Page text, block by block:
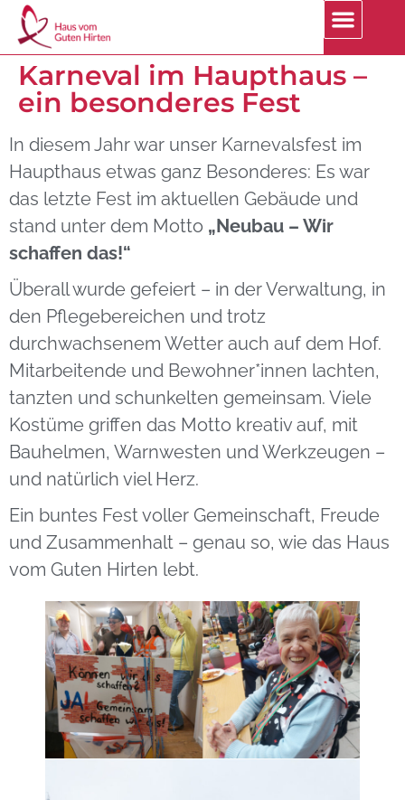
Karneval im Haupthaus –
ein besonderes Fest
In diesem Jahr war unser Karnevalsfest im
Haupthaus etwas ganz Besonderes: Es war
das letzte Fest im aktuellen Gebäude und
stand unter dem Motto „Neubau – Wir
schaffen das!“
Überall wurde gefeiert – in der Verwaltung, in
den Pflegebereichen und trotz
durchwachsenem Wetter auch auf dem Hof.
Mitarbeitende und Bewohner*innen lachten,
tanzten und schunkelten gemeinsam. Viele
Kostüme griffen das Motto kreativ auf, mit
Bauhelmen, Warnwesten und Werkzeugen –
und natürlich viel Herz.
Ein buntes Fest voller Gemeinschaft, Freude
und Zusammenhalt – genau so, wie das Haus
vom Guten Hirten lebt.